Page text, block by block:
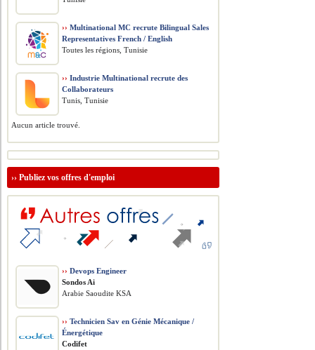
›› Multinational MC recrute Bilingual Sales
Representatives French / English
Toutes les régions, Tunisie
›› Industrie Multinational recrute des
Collaborateurs
Tunis, Tunisie
Aucun article trouvé.
››Publiez vos offres d'emploi
›› Devops Engineer
Sondos Ai
Arabie Saoudite KSA
›› Technicien Sav en Génie Mécanique /
Énergétique
Codifet